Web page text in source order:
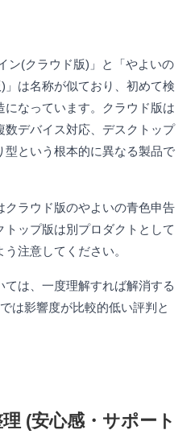
ン(クラウド版)」と「やよいの
は名称が似ており、初めて検
なっています。クラウド版は
デバイス対応、デスクトップ
型という根本的に異なる製品で
ラウド版のやよいの青色申告
ップ版は別プロダクトとして
注意してください。
は、一度理解すれば解消する
は影響度が比較的低い評判と
(安心感・サポート